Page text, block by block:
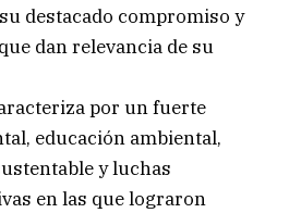
destacado compromiso y
dan relevancia de su
por un fuerte
educación ambiental,
y luchas
en las que lograron